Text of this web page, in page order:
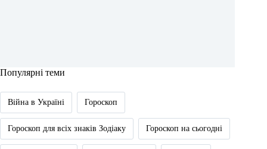
Популярні теми
Війна в Україні Гороскоп
Гороскоп для всіх знаків Зодіаку Гороскоп на сьогодні